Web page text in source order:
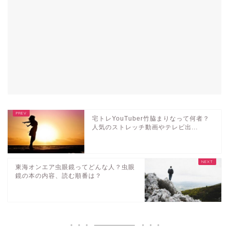
宅トレYouTuber竹脇まりなって何者？
人気のストレッチ動画やテレビ出...
東海オンエア虫眼鏡ってどんな人？虫眼
鏡の本の内容、読む順番は？